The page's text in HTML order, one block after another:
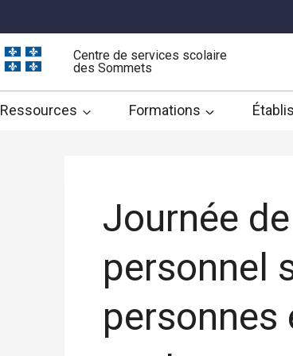
Centre de services scolaire
des Sommets
Ressources Formations
Journée
personnel
personnes